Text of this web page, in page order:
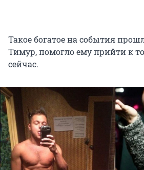
Такое богатое на события
Тимур, помогло ему прийти к
сейчас.